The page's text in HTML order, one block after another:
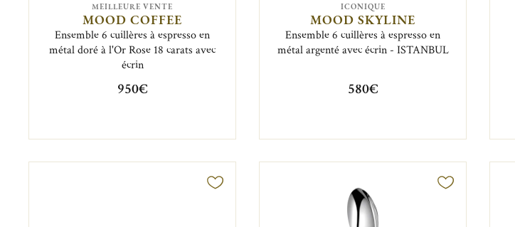
MEILLEURE VENTE
MOOD COFFEE
Ensemble 6 cuillères à espresso en
métal doré à l'Or Rose 18 carats avec
écrin
950€
ICONIQUE
MOOD SKYLINE
Ensemble 6 cuillères à espresso en
métal argenté avec écrin - ISTANBUL
580€